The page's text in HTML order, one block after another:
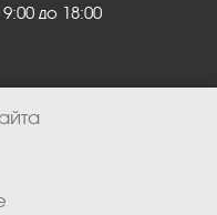
до 18:00